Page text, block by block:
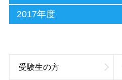
2017年度
受験生の方